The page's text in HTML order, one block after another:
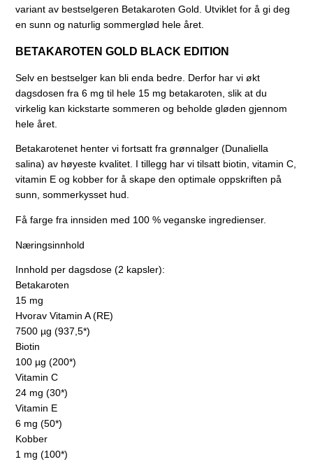
variant av bestselgeren Betakaroten Gold. Utviklet for å gi deg
en sunn og naturlig sommerglød hele året.
BETAKAROTEN GOLD BLACK EDITION
Selv en bestselger kan bli enda bedre. Derfor har vi økt
dagsdosen fra 6 mg til hele 15 mg betakaroten, slik at du
virkelig kan kickstarte sommeren og beholde gløden gjennom
hele året.
Betakarotenet henter vi fortsatt fra grønnalger (Dunaliella
salina) av høyeste kvalitet. I tillegg har vi tilsatt biotin, vitamin C,
vitamin E og kobber for å skape den optimale oppskriften på
sunn, sommerkysset hud.
Få farge fra innsiden med 100 % veganske ingredienser.
Næringsinnhold
Innhold per dagsdose (2 kapsler):
Betakaroten
15 mg
Hvorav Vitamin A (RE)
7500 µg (937,5*)
Biotin
100 µg (200*)
Vitamin C
24 mg (30*)
Vitamin E
6 mg (50*)
Kobber
1 mg (100*)